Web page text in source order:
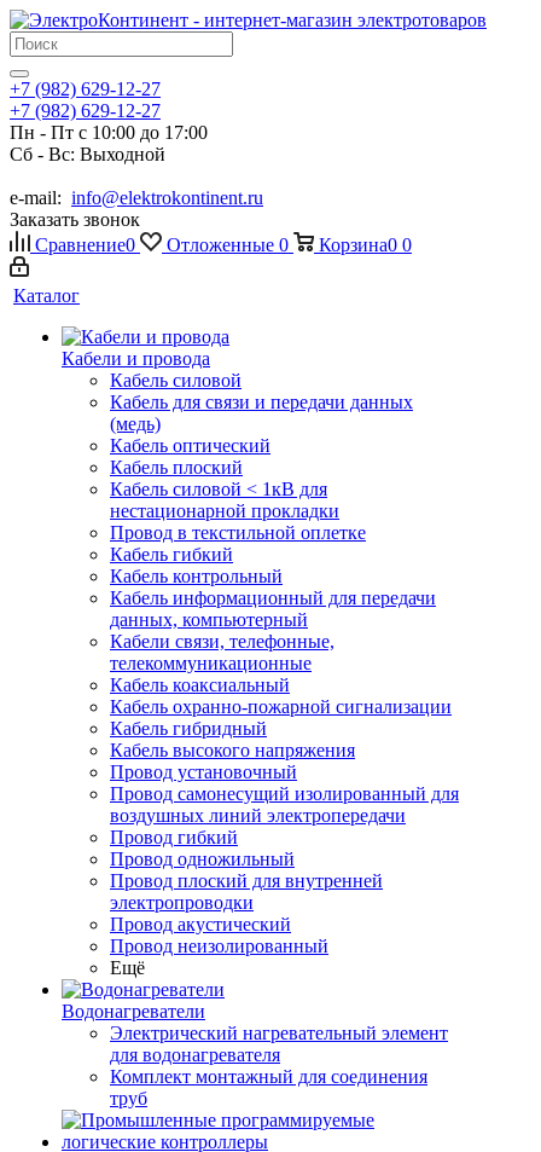
+7 (982) 629-12-27
+7 (982) 629-12-27
Пн - Пт с 10:00 до 17:00
Сб - Вс: Выходной
e-mail: info@elektrokontinent.ru
Заказать звонок
Сравнение0 Отложенные 0 Корзина0 0
Каталог
Кабели и провода
Кабель силовой
Кабель для связи и передачи данных
(медь)
Кабель оптический
Кабель плоский
Кабель силовой < 1кВ для
нестационарной прокладки
Провод в текстильной оплетке
Кабель гибкий
Кабель контрольный
Кабель информационный для передачи
данных, компьютерный
Кабели связи, телефонные,
телекоммуникационные
Кабель коаксиальный
Кабель охранно-пожарной сигнализации
Кабель гибридный
Кабель высокого напряжения
Провод установочный
Провод самонесущий изолированный для
воздушных линий электропередачи
Провод гибкий
Провод одножильный
Провод плоский для внутренней
электропроводки
Провод акустический
Провод неизолированный
Ещё
Водонагреватели
Электрический нагревательный элемент
для водонагревателя
Комплект монтажный для соединения
труб